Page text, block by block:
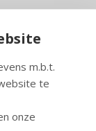
m.b.t.
te
onze